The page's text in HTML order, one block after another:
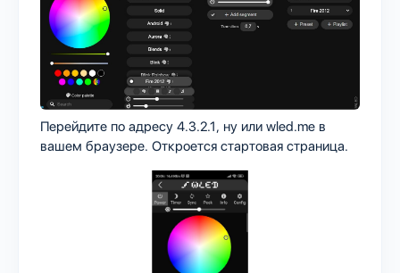
Перейдите по адресу 4.3.2.1, ну или wled.me в
вашем браузере. Откроется стартовая страница.